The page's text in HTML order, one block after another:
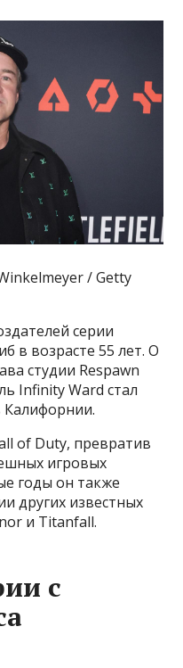
/ Getty
серии
в возрасте 55 лет. О
студии Respawn
Infinity Ward стал
of Duty, превратив
игровых
годы он также
других известных
и Titanfall.
с